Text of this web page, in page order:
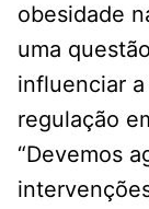
obesidade
uma
influenciar
regulação
“Devemos